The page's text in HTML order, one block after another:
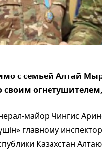
с семьей Алтай
своим огнетушителем,
майор Чингис
үшін» главному
Казахстан